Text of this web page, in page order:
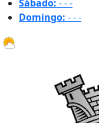
Sábado: ---
Domingo: ---